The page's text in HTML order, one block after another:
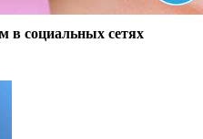
в социальных сетях